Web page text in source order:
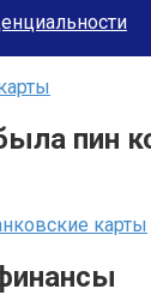
пин
карты